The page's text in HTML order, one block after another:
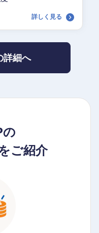
詳しく見る
詳細へ
の
ご紹介